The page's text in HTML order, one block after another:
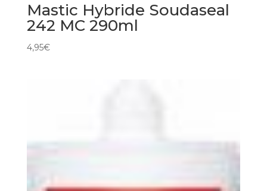
Mastic Hybride Soudaseal
242 MC 290ml
4,95€